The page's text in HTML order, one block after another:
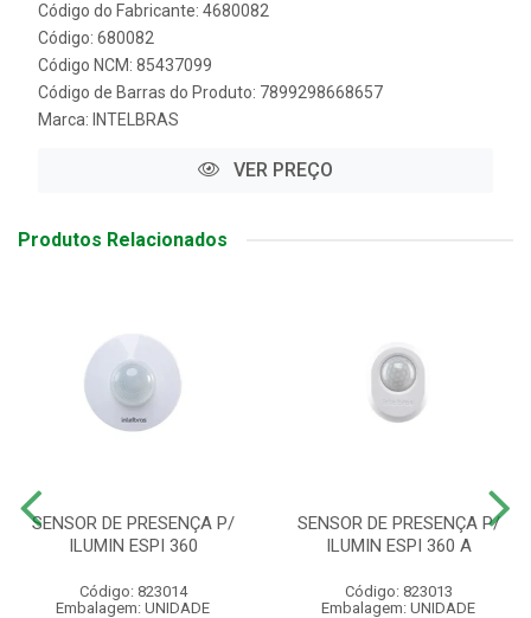
Código do Fabricante: 4680082
Código: 680082
Código NCM: 85437099
Código de Barras do Produto: 7899298668657
Marca: INTELBRAS
VER PREÇO
Produtos Relacionados
SENSOR DE PRESENÇA P/
ILUMIN ESPI 360
Código: 823014
Embalagem: UNIDADE
SENSOR DE PRESENÇA P/
ILUMIN ESPI 360 A
Código: 823013
Embalagem: UNIDADE